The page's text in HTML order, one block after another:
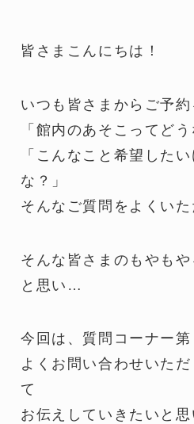
皆さまこんにちは！
いつも皆さまからご予約
「館内のあそこってど
「こんなこと希望した
な？」
そんなご質問をよくいた
そんな皆さまのもやもや
と思い…
今回は、質問コーナー第
よくお問い合わせいた
て
お伝えしていきたいと思